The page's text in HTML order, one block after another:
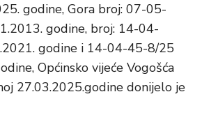
godine, Gora broj: 07-05-
godine, broj: 14-04-
godine i 14-04-45-8/25
Općinsko vijeće Vogošća
27.03.2025.godine donijelo je